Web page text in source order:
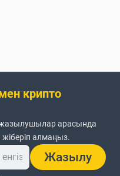
крипто
жазылушылар арасында
алмаңыз.
Жазылу